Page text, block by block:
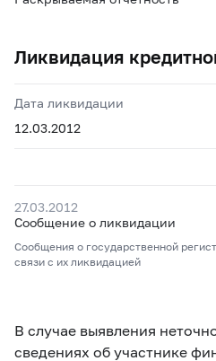
Ликвидация
Дата ликвидации
12.03.2012
27.03.2012
Сообщение о ликвидации
Сообщения о государственной
связи с их ликвидацией
В случае выявления
сведениях об участнике